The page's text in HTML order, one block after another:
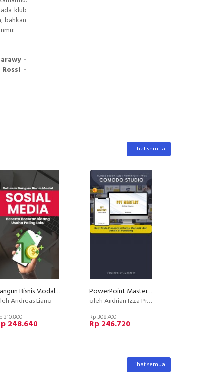
klub
bahkan
-
-
Lihat semua
Bangun Bisnis Modal Sosial Media
Andreas Liano
310.800
248.640
PowerPoint Mastery: Membuat Slide PowerPoint yang Menarik
oleh Andrian Izza Prayudhi
Rp 308.400
Rp 246.720
Lihat semua